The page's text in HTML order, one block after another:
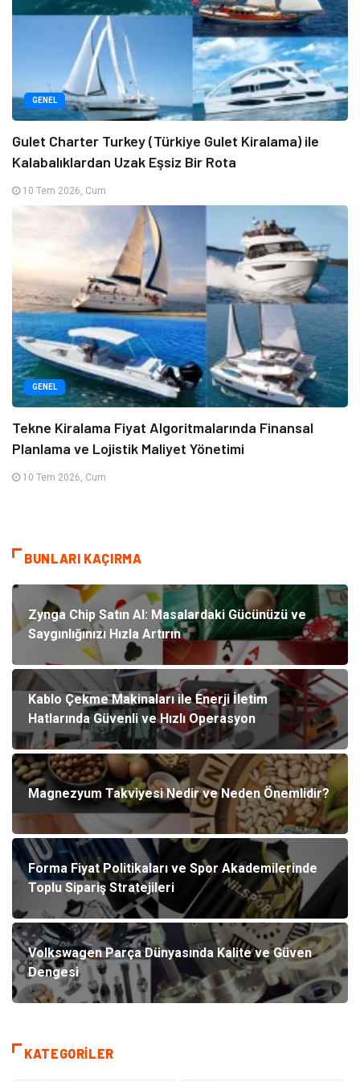
GENEL
Gulet Charter Turkey (Türkiye Gulet Kiralama) ile
Kalabalıklardan Uzak Eşsiz Bir Rota
10 Tem 2026, Cum
GENEL
Tekne Kiralama Fiyat Algoritmalarında Finansal
Planlama ve Lojistik Maliyet Yönetimi
10 Tem 2026, Cum
BUNLARI KAÇIRMA
Zynga Chip Satın Al: Masalardaki Gücünüzü ve
Saygınlığınızı Hızla Artırın
Kablo Çekme Makinaları ile Enerji İletim
Hatlarında Güvenli ve Hızlı Operasyon
Magnezyum Takviyesi Nedir ve Neden Önemlidir?
Forma Fiyat Politikaları ve Spor Akademilerinde
Toplu Sipariş Stratejileri
Volkswagen Parça Dünyasında Kalite ve Güven
Dengesi
KATEGORILER